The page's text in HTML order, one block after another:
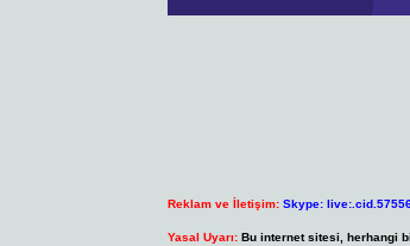
Reklam ve İletişim: Skype:
Yasal Uyarı: Bu internet sitesi, herhangi